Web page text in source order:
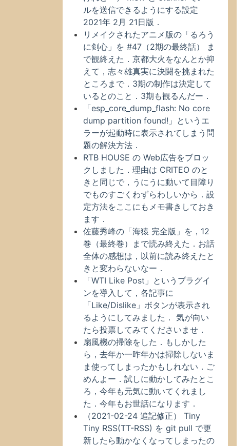
ルを送信できるようにする設定
2021年 2月 21日版．
リメイクされたアニメ版の「るろう
に剣心」を #47（2期の最終話） ま
で観終えた．京都大火をなんとか抑
えて，志々雄真実に決闘を挑まれた
ところまで．3期の制作は決定して
いるとのこと．3期も観るんだー．
「esp_core_dump_flash: No core
dump partition found!」というエ
ラーが起動時に表示されてしまう問
題の解決方法．
RTB HOUSE の Web広告をブロッ
クしました．理由は CRITEO のと
きと同じで，うにうに動いて目障り
でものすごくわずらわしいから．設
定方法をここにもメモ書きしておき
ます．
佐藤秀峰の「海猿 完全版」を，12
巻（最終巻）まで読み終えた．お話
全体の感想は，以前に読み終えたと
きと変わらないなー．
「WTI Like Post」というプラグイ
ンを導入して，各記事に
「Like/Dislike」ボタンが表示され
るようにしてみました． 気が向い
たら投票してみてくださいませ．
扇風機の掃除をした．もしかした
ら，去年か一昨年かは掃除しないま
ま使ってしまったかもしれない．ご
めんよー．試しに動かしてみたとこ
ろ，今年も元気に動いてくれまし
た．今年もお世話になります．
（2021-02-24 追記修正） Tiny
Tiny RSS(TT-RSS) を git pull で更
新したら動かなくなってしまったの